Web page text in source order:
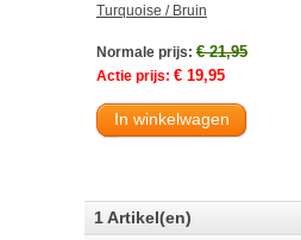
Turquoise / Bruin
Normale prijs: € 21,95
Actie prijs: € 19,95
In winkelwagen
1 Artikel(en)